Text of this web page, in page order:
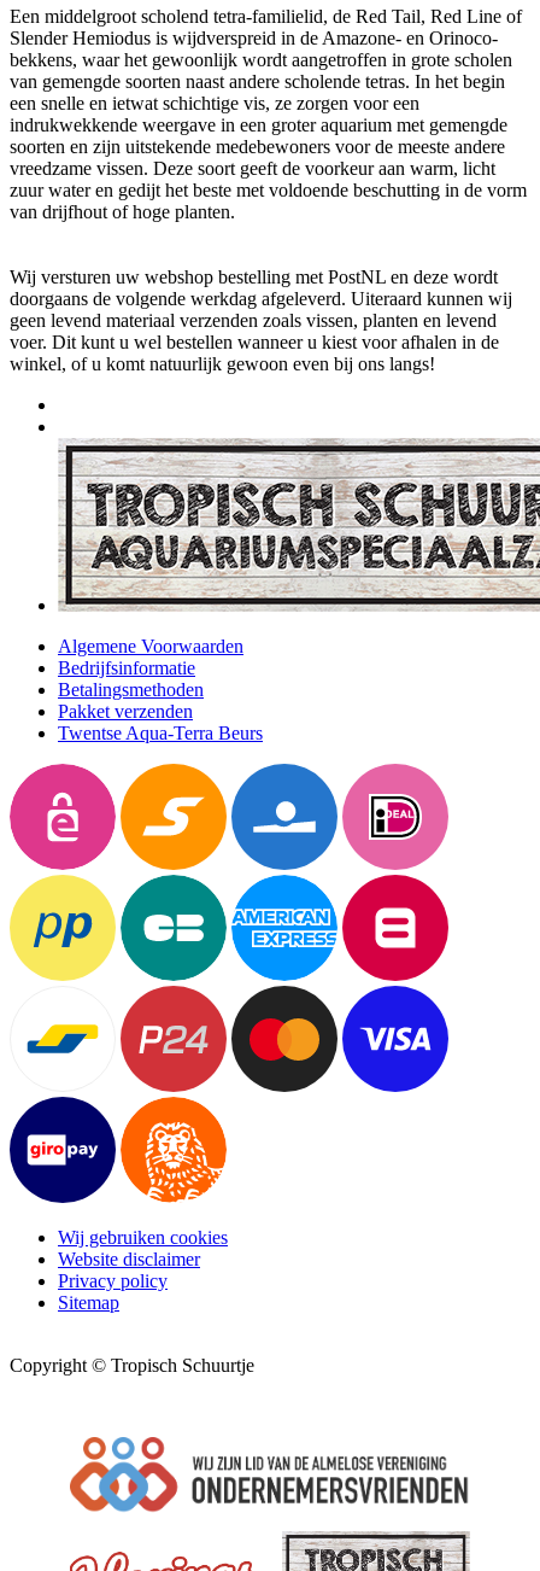
Een middelgroot scholend tetra-familielid, de Red Tail, Red Line of
Slender Hemiodus is wijdverspreid in de Amazone- en Orinoco-
bekkens, waar het gewoonlijk wordt aangetroffen in grote scholen
van gemengde soorten naast andere scholende tetras. In het begin
een snelle en ietwat schichtige vis, ze zorgen voor een
indrukwekkende weergave in een groter aquarium met gemengde
soorten en zijn uitstekende medebewoners voor de meeste andere
vreedzame vissen. Deze soort geeft de voorkeur aan warm, licht
zuur water en gedijt het beste met voldoende beschutting in de vorm
van drijfhout of hoge planten.
Wij versturen uw webshop bestelling met PostNL en deze wordt
doorgaans de volgende werkdag afgeleverd. Uiteraard kunnen wij
geen levend materiaal verzenden zoals vissen, planten en levend
voer. Dit kunt u wel bestellen wanneer u kiest voor afhalen in de
winkel, of u komt natuurlijk gewoon even bij ons langs!
Algemene Voorwaarden
Bedrijfsinformatie
Betalingsmethoden
Pakket verzenden
Twentse Aqua-Terra Beurs
Wij gebruiken cookies
Website disclaimer
Privacy policy
Sitemap
Copyright © Tropisch Schuurtje